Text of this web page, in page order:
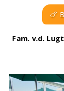
🍗
Fam. v.d. Lugt